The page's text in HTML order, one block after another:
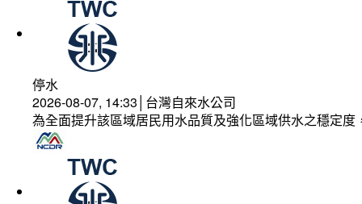
停水
2026-08-07, 14:33│台灣自來水公司
為全面提升該區域居民用水品質及強化區域供水之穩定